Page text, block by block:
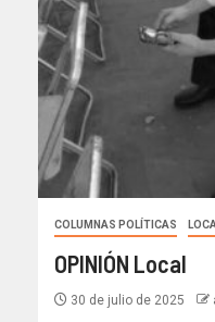
COLUMNAS POLÍTICAS
OPINIÓN Local
30 de julio de 2025